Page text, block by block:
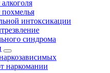
интоксикации
синдрома
наркомании